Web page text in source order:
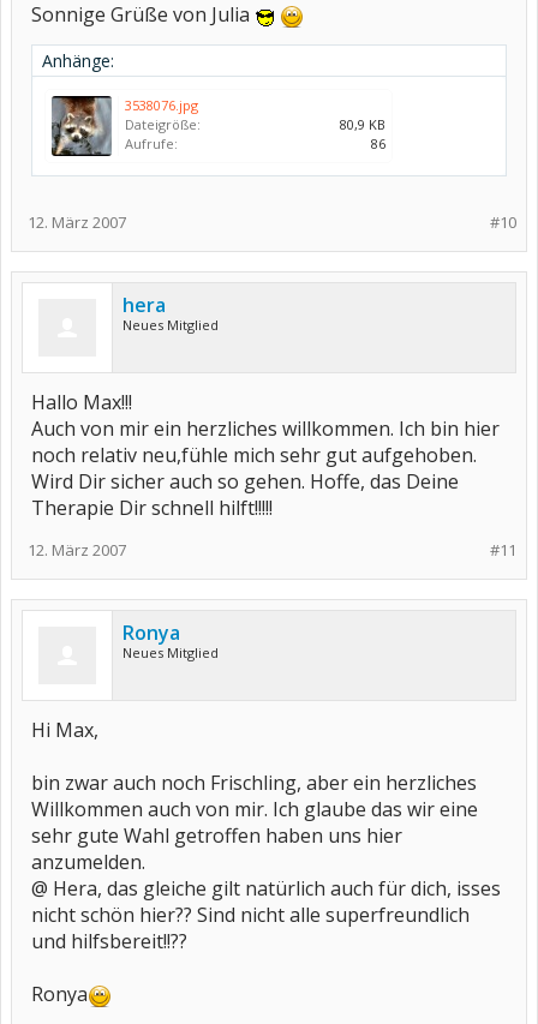
Sonnige Grüße von Julia
Anhänge:
3538076.jpg
Dateigröße:
80,9 KB
Aufrufe:
86
#10
12. März 2007
hera
Neues Mitglied
Hallo Max!!!
Auch von mir ein herzliches willkommen. Ich bin hier
noch relativ neu,fühle mich sehr gut aufgehoben.
Wird Dir sicher auch so gehen. Hoffe, das Deine
Therapie Dir schnell hilft!!!!!
#11
12. März 2007
Ronya
Neues Mitglied
Hi Max,
bin zwar auch noch Frischling, aber ein herzliches
Willkommen auch von mir. Ich glaube das wir eine
sehr gute Wahl getroffen haben uns hier
anzumelden.
@ Hera, das gleiche gilt natürlich auch für dich, isses
nicht schön hier?? Sind nicht alle superfreundlich
und hilfsbereit!!??
Ronya